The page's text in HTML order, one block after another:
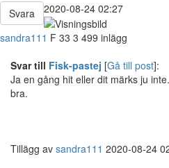
Svara
2020-08-24 02:27
sandra111 F 33 3 499 inlägg
Svar till Fisk-pastej [Gå till post]:
Ja en gång hit eller dit märks ju
bra.
Tillägg av sandra111 2020-08-24